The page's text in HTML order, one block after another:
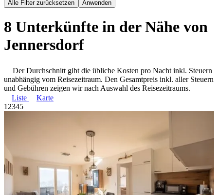
8 Unterkünfte in der Nähe von
Jennersdorf
Der Durchschnitt gibt die übliche Kosten pro Nacht inkl. Steuern
unabhängig vom Reisezeitraum. Den Gesamtpreis inkl. aller Steuern
und Gebühren zeigen wir nach Auswahl des Reisezeitraums.
Liste
Karte
1 2345